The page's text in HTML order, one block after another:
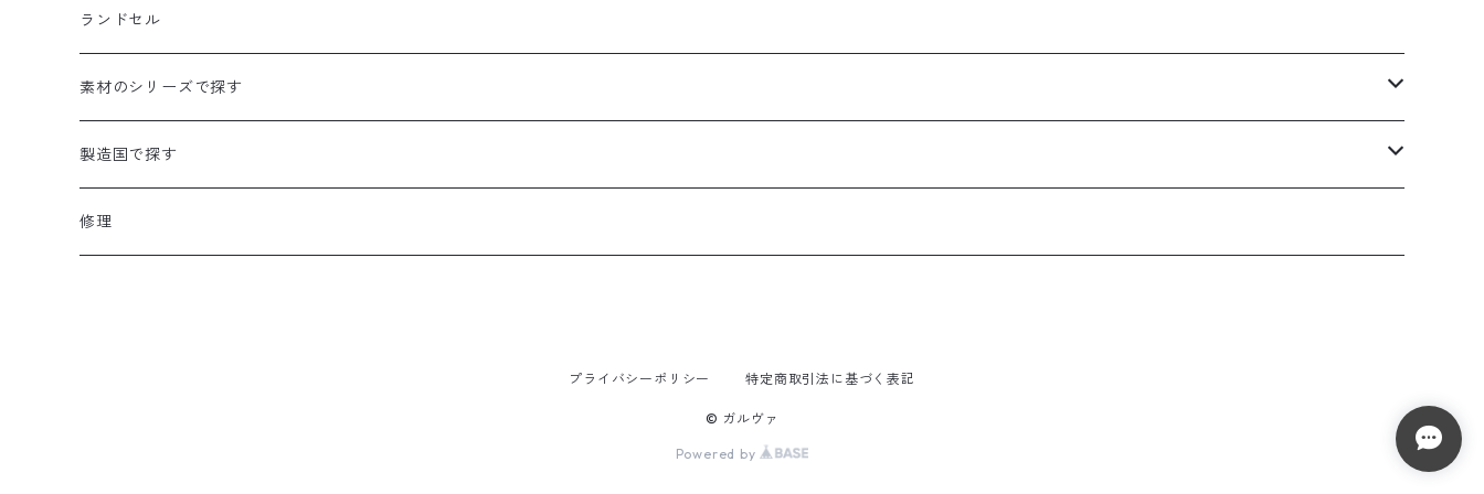
ショルダーバッグ
ポーチ／ミニショルダー
A4対応サイズ
トートバッグ
A4対応サイズ
バックパック／リュック
A4対応サイズ
ボディバッグ
長財布／ロングウォレット
折財布／ハーフウォレット
名刺入れ
コインケース
ランドセル
素材のシリーズで探す
ハード
ジャーシィー
製造国で探す
日本製
修理
プライバシーポリシー 特定商取引法に基づく表記
© ガルヴァ
Powered by